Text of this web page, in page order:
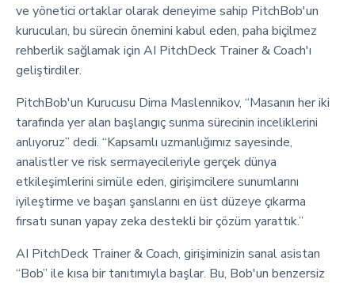
ve yönetici ortaklar olarak deneyime sahip PitchBob'un
kurucuları, bu sürecin önemini kabul eden, paha biçilmez
rehberlik sağlamak için AI PitchDeck Trainer & Coach'ı
geliştirdiler.
PitchBob'un Kurucusu Dima Maslennikov, “Masanın her iki
tarafında yer alan başlangıç sunma sürecinin inceliklerini
anlıyoruz” dedi. “Kapsamlı uzmanlığımız sayesinde,
analistler ve risk sermayecileriyle gerçek dünya
etkileşimlerini simüle eden, girişimcilere sunumlarını
iyileştirme ve başarı şanslarını en üst düzeye çıkarma
fırsatı sunan yapay zeka destekli bir çözüm yarattık.”
AI PitchDeck Trainer & Coach, girişiminizin sanal asistan
“Bob” ile kısa bir tanıtımıyla başlar. Bu, Bob'un benzersiz